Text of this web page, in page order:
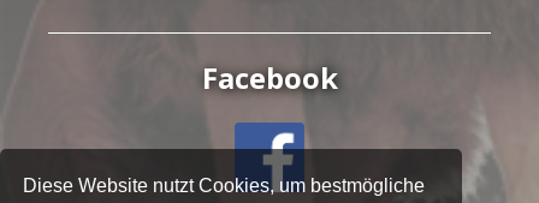
Diese Website nutzt Cookies, um bestmögliche
Facebook